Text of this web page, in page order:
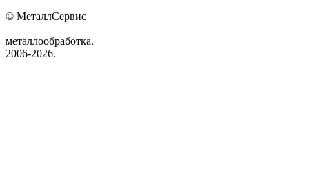
© МеталлСервис
—
металлообработка.
2006-2026.